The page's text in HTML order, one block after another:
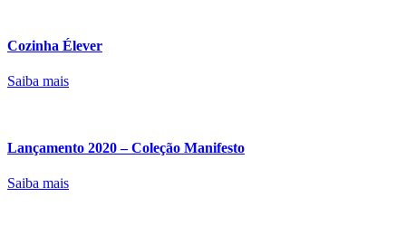
Cozinha Élever
Saiba mais
Lançamento 2020 – Coleção Manifesto
Saiba mais